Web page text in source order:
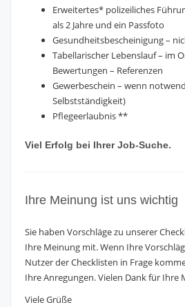
Erweitertes* polizeiliches
als 2 Jahre und ein Passfoto
Gesundheitsbescheinigung –
Tabellarischer Lebenslauf – im
Bewertungen – Referenzen
Gewerbeschein – wenn
Selbstständigkeit)
Pflegeerlaubnis **
Viel Erfolg bei Ihrer Job-Suche.
Ihre Meinung ist uns wichtig
Sie haben Vorschläge zu unserer
Ihre Meinung mit. Wenn Ihre
Nutzer der Checklisten in Frage
Ihre Anregungen. Vielen Dank für Ihre
Viele Grüße